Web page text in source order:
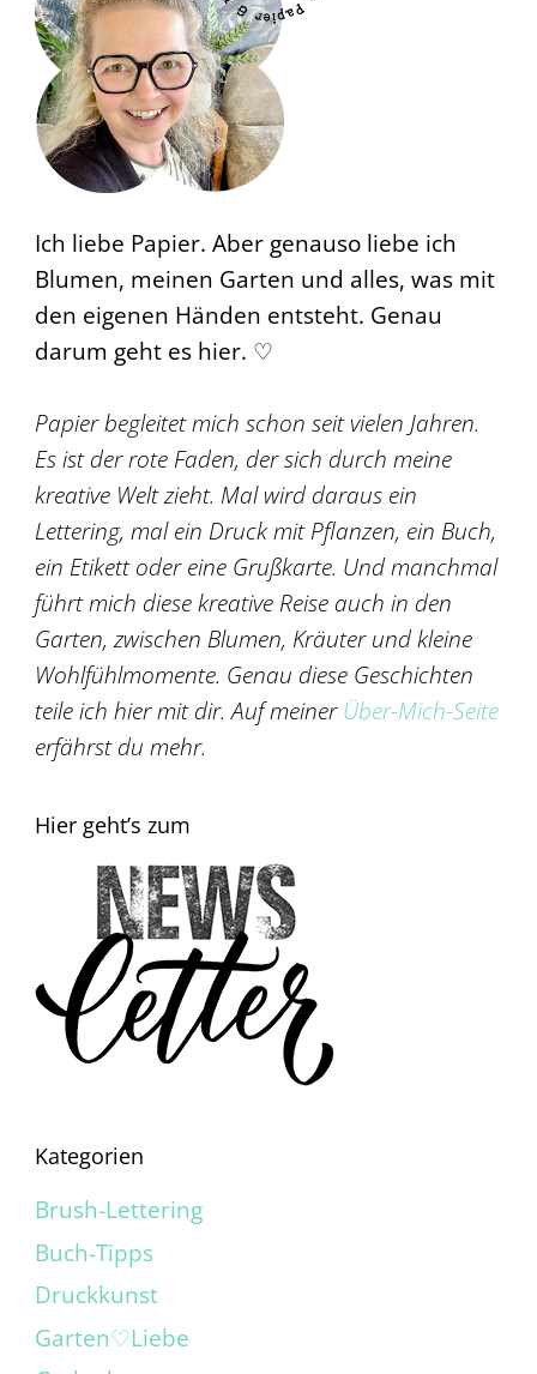
Ich liebe Papier. Aber genauso liebe ich
Blumen, meinen Garten und alles, was mit
den eigenen Händen entsteht. Genau
darum geht es hier. ♡
Papier begleitet mich schon seit vielen Jahren.
Es ist der rote Faden, der sich durch meine
kreative Welt zieht. Mal wird daraus ein
Lettering, mal ein Druck mit Pflanzen, ein Buch,
ein Etikett oder eine Grußkarte. Und manchmal
führt mich diese kreative Reise auch in den
Garten, zwischen Blumen, Kräuter und kleine
Wohlfühlmomente. Genau diese Geschichten
teile ich hier mit dir. Auf meinerÜber-Mich-Seite
erfährst du mehr.
Hier geht’s zum
Kategorien
Brush-Lettering
Buch-Tipps
Druckkunst
Garten♡Liebe